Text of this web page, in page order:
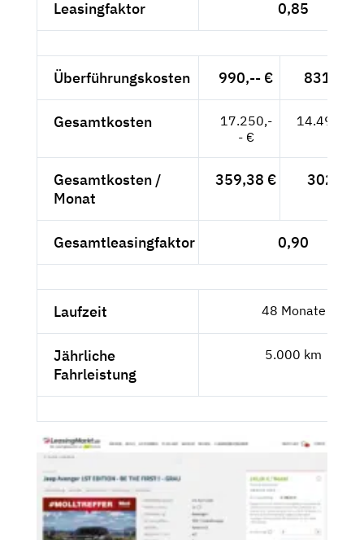
Leasingfaktor 0,85
Überführungskosten 990,-- € 831,93 €
Gesamtkosten
17.250,-
- €
14.495,80
Gesamtkosten /
Monat
359,38 € 302,-- €
Gesamtleasingfaktor 0,90
Laufzeit 48 Monate
Jährliche
Fahrleistung
5.000 km